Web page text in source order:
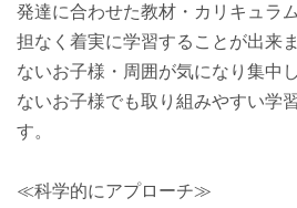
発達に合わせた教材・カリキュラ
担なく着実に学習することが出来
ないお子様・周囲が気になり集中
ないお子様でも取り組みやすい学
す。
≪科学的にアプローチ≫